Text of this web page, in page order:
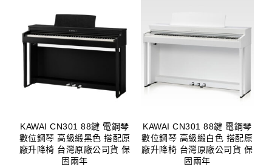
KAWAI CN301 88鍵 電鋼琴
數位鋼琴 高級緞黑色 搭配原
廠升降椅 台灣原廠公司貨 保
固兩年
KAWAI CN301 88鍵 電鋼琴
數位鋼琴 高級緞白色 搭配原
廠升降椅 台灣原廠公司貨 保
固兩年